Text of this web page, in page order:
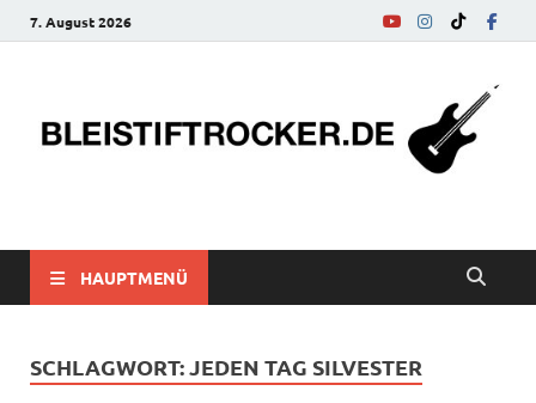
7. August 2026
bleistiftrocker.de
HAUPTMENÜ
SCHLAGWORT:JEDEN TAG SILVESTER